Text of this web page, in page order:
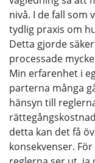
nivå. I de fall som
tydlig praxis om
Detta gjorde
processade
Min erfarenhet i
parterna många
hänsyn till
detta kan det få
konsekvenser.